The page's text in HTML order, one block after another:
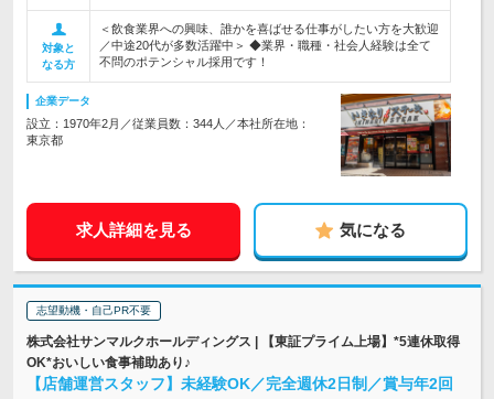
対象と
なる方
＜飲食業界への興味、誰かを喜ばせる仕事がしたい方を大歓迎
／中途20代が多数活躍中＞ ◆業界・職種・社会人経験は全て
不問のポテンシャル採用です！
企業データ
設立：1970年2月／従業員数：344人／本社所在地：
東京都
求人詳細を見る 気になる
志望動機・自己PR不要
株式会社サンマルクホールディングス | 【東証プライム上場】*5連休取得
OK*おいしい食事補助あり♪
【店舗運営スタッフ】未経験OK／完全週休2日制／賞与年2回